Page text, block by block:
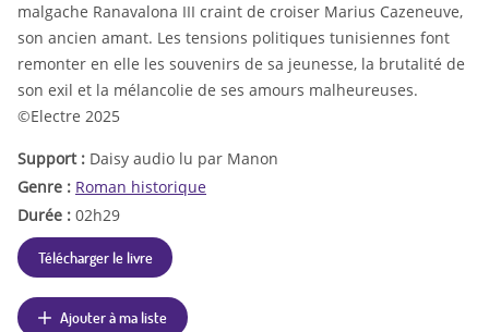
malgache Ranavalona III craint de croiser Marius Cazeneuve,
son ancien amant. Les tensions politiques tunisiennes font
remonter en elle les souvenirs de sa jeunesse, la brutalité de
son exil et la mélancolie de ses amours malheureuses.
©Electre 2025
Support : Daisy audio lu par Manon
Genre : Roman historique
Durée : 02h29
Télécharger le livre
Ajouter à ma liste